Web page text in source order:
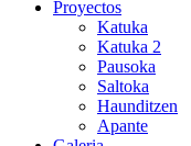
Proyectos
Katuka
Katuka 2
Pausoka
Saltoka
Haunditzen
Apante